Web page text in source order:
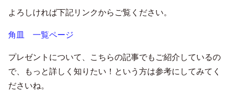
よろしければ下記リンクからご覧ください。
角皿 一覧ページ
プレゼントについて、こちらの記事でもご紹介しているの
で、もっと詳しく知りたい！という方は参考にしてみてく
ださいね。